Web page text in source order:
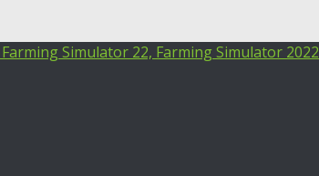
Simulator 22, Farming Simulator 2022